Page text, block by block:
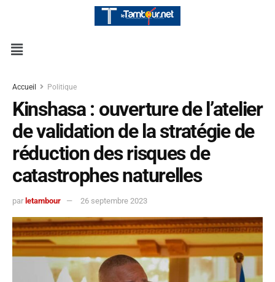
Accueil Politique
Kinshasa : ouverture de l’atelier
de validation de la stratégie de
réduction des risques de
catastrophes naturelles
par letambour 26 septembre 2023